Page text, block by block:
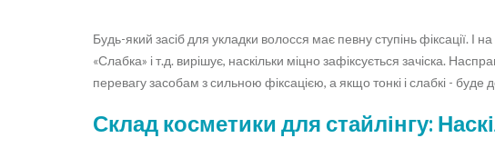
Будь-який засіб для укладки волосся має певну ступінь фіксації.
«Слабка» і т.д. вирішує, наскільки міцно зафіксується зачіска.
перевагу засобам з сильною фіксацією, а якщо тонкі і слабкі - буде
Склад косметики для стайлінгу: